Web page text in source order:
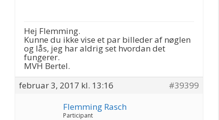
Hej Flemming.
Kunne du ikke vise et par billeder af nøglen
og lås, jeg har aldrig set hvordan det
fungerer.
MVH Bertel.
februar 3, 2017 kl. 13:16
#39399
Flemming Rasch
Participant